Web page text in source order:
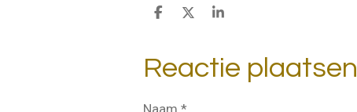
D
e
n
D
S
r
Reactie plaatsen
Naam *